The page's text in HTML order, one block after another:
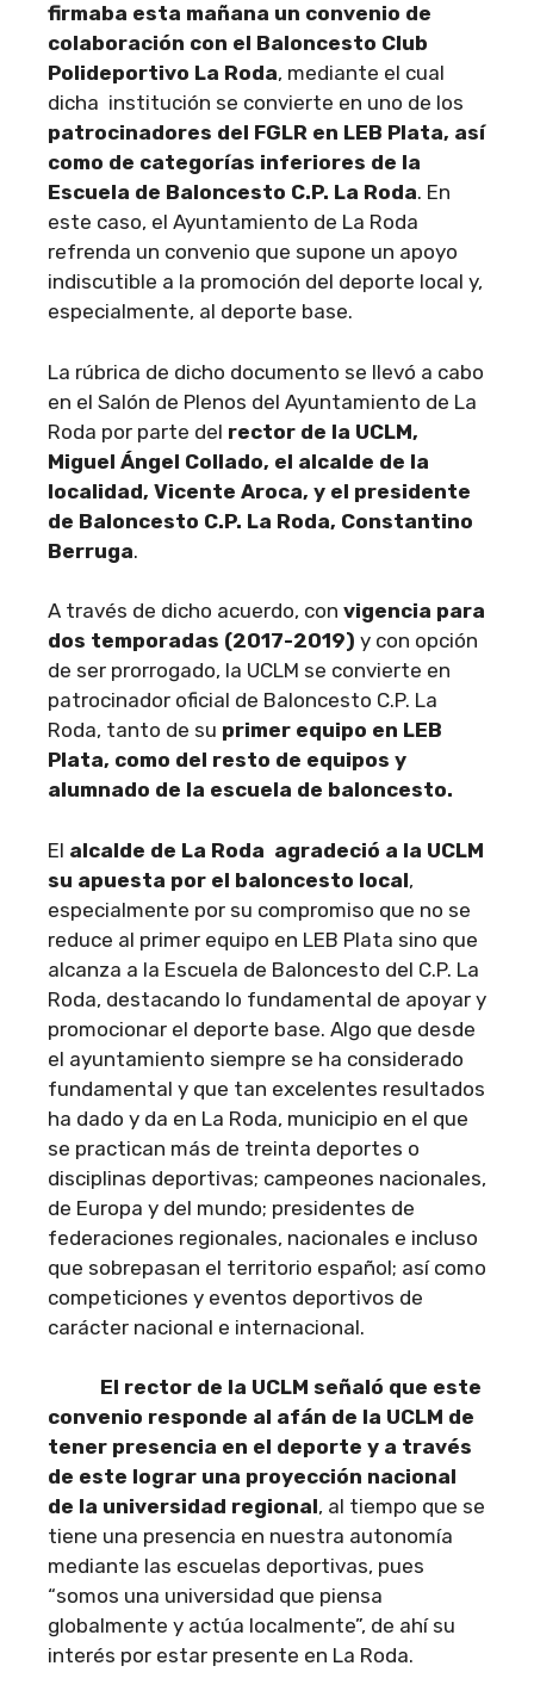
firmaba esta mañana un convenio de
colaboración con el Baloncesto Club
Polideportivo La Roda, mediante el cual
dicha institución se convierte en uno de los
patrocinadores del FGLR en LEB Plata, así
como de categorías inferiores de la
Escuela de Baloncesto C.P. La Roda. En
este caso, el Ayuntamiento de La Roda
refrenda un convenio que supone un apoyo
indiscutible a la promoción del deporte local y,
especialmente, al deporte base.
La rúbrica de dicho documento se llevó a cabo
en el Salón de Plenos del Ayuntamiento de La
Roda por parte del rector de la UCLM,
Miguel Ángel Collado, el alcalde de la
localidad, Vicente Aroca, y el presidente
de Baloncesto C.P. La Roda, Constantino
Berruga.
A través de dicho acuerdo, con vigencia para
dos temporadas (2017-2019) y con opción
de ser prorrogado, la UCLM se convierte en
patrocinador oficial de Baloncesto C.P. La
Roda, tanto de su primer equipo en LEB
Plata, como del resto de equipos y
alumnado de la escuela de baloncesto.
El alcalde de La Roda agradeció a la UCLM
su apuesta por el baloncesto local,
especialmente por su compromiso que no se
reduce al primer equipo en LEB Plata sino que
alcanza a la Escuela de Baloncesto del C.P. La
Roda, destacando lo fundamental de apoyar y
promocionar el deporte base. Algo que desde
el ayuntamiento siempre se ha considerado
fundamental y que tan excelentes resultados
ha dado y da en La Roda, municipio en el que
se practican más de treinta deportes o
disciplinas deportivas; campeones nacionales,
de Europa y del mundo; presidentes de
federaciones regionales, nacionales e incluso
que sobrepasan el territorio español; así como
competiciones y eventos deportivos de
carácter nacional e internacional.
El rector de la UCLM señaló que este
convenio responde al afán de la UCLM de
tener presencia en el deporte y a través
de este lograr una proyección nacional
de la universidad regional, al tiempo que se
tiene una presencia en nuestra autonomía
mediante las escuelas deportivas, pues
“somos una universidad que piensa
globalmente y actúa localmente”, de ahí su
interés por estar presente en La Roda.